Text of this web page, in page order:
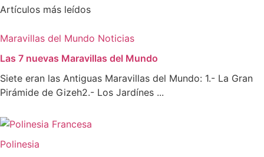
Artículos más leídos
Maravillas del Mundo Noticias
Las 7 nuevas Maravillas del Mundo
Siete eran las Antiguas Maravillas del Mundo: 1.- La Gran
Pirámide de Gizeh2.- Los Jardínes ...
Polinesia